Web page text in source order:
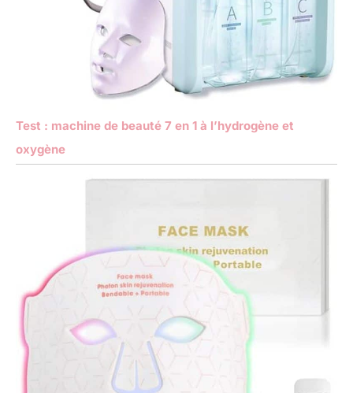
Test : machine de beauté 7 en 1 à l’hydrogène et
oxygène